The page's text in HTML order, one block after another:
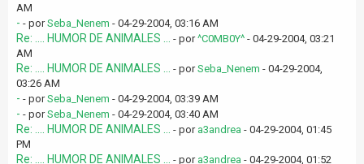
AM
- - porSeba_Nenem - 04-29-2004, 03:16 AM
Re: .... HUMOR DE ANIMALES ... - por^C0MB0Y^ - 04-29-2004, 03:21
AM
Re: .... HUMOR DE ANIMALES ... - porSeba_Nenem - 04-29-2004,
03:26 AM
- - porSeba_Nenem - 04-29-2004, 03:39 AM
- - porSeba_Nenem - 04-29-2004, 03:40 AM
Re: .... HUMOR DE ANIMALES ... - por a3andrea - 04-29-2004, 01:45
PM
Re: .... HUMOR DE ANIMALES ... - por a3andrea - 04-29-2004, 01:52